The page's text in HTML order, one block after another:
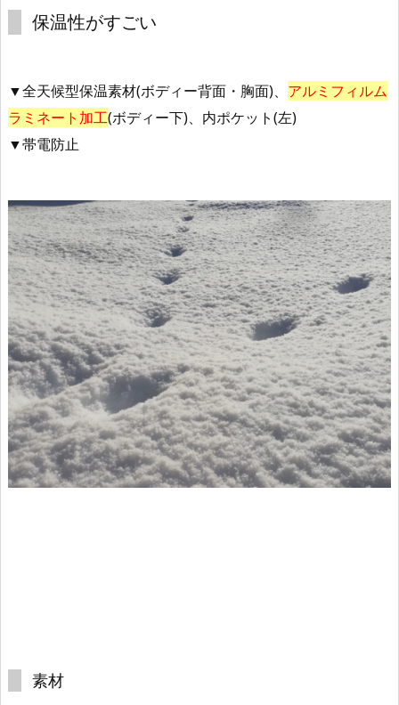
保温性がすごい
▼全天候型保温素材(ボディー背面・胸面)、 アルミフィルム
ラミネート加工(ボディー下)、内ポケット(左)
▼帯電防止
素材